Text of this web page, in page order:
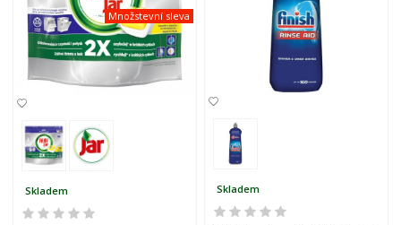
Množstevní sleva
Skladem Skladem